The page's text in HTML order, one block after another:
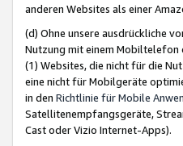
anderen Websites als einer
(d) Ohne unsere ausdrückliche
Nutzung mit einem Mobiltelefon
(1) Websites, die nicht für die
eine nicht für Mobilgeräte
in den Richtlinie für Mobile
Satellitenempfangsgeräte,
Cast oder Vizio Internet-Apps).